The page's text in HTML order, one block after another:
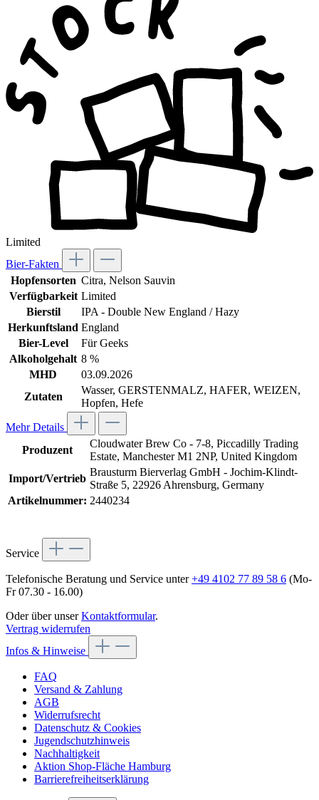
Limited
Bier-Fakten
Hopfensorten Citra, Nelson Sauvin
Verfügbarkeit Limited
Bierstil
IPA - Double New England / Hazy
Herkunftsland England
Bier-Level
Für Geeks
Alkoholgehalt 8 %
MHD
03.09.2026
Zutaten
Wasser, GERSTENMALZ, HAFER, WEIZEN,
Hopfen, Hefe
Mehr Details
Produzent
Cloudwater Brew Co - 7-8, Piccadilly Trading
Estate, Manchester M1 2NP, United Kingdom
Import/Vertrieb
Brausturm Bierverlag GmbH - Jochim-Klindt-
Straße 5, 22926 Ahrensburg, Germany
Artikelnummer: 2440234
Service
Telefonische Beratung und Service unter+49 4102 77 89 58 6 (Mo-
Fr 07.30 - 16.00)
Oder über unserKontaktformular.
Vertrag widerrufen
Infos & Hinweise
FAQ
Versand & Zahlung
AGB
Widerrufsrecht
Datenschutz & Cookies
Jugendschutzhinweis
Nachhaltigkeit
Aktion Shop-Fläche Hamburg
Barrierefreiheitserklärung